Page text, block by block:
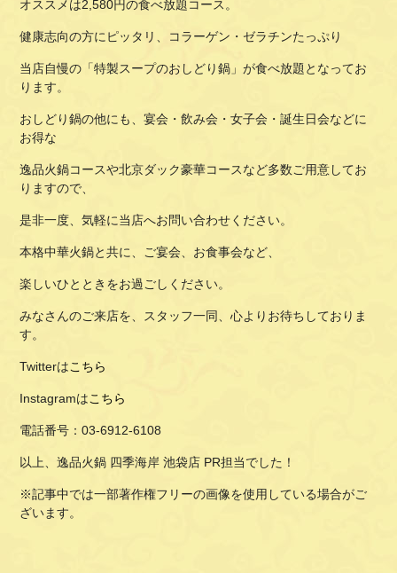
オススメは2,580円の食べ放題コース。
健康志向の方にピッタリ、コラーゲン・ゼラチンたっぷり
当店自慢の「特製スープのおしどり鍋」が食べ放題となってお
ります。
おしどり鍋の他にも、宴会・飲み会・女子会・誕生日会などに
お得な
逸品火鍋コースや北京ダック豪華コースなど多数ご用意してお
りますので、
是非一度、気軽に当店へお問い合わせください。
本格中華火鍋と共に、ご宴会、お食事会など、
楽しいひとときをお過ごしください。
みなさんのご来店を、スタッフ一同、心よりお待ちしておりま
す。
Twitterはこちら
Instagramはこちら
電話番号：03-6912-6108
以上、逸品火鍋 四季海岸 池袋店 PR担当でした！
※記事中では一部著作権フリーの画像を使用している場合がご
ざいます。